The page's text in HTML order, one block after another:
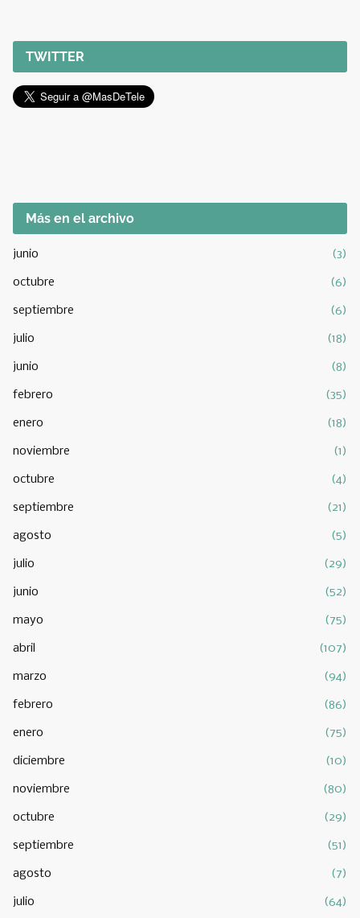
TWITTER
Más en el archivo
junio (3)
octubre (6)
septiembre (6)
julio (18)
junio (8)
febrero (35)
enero (18)
noviembre (1)
octubre (4)
septiembre (21)
agosto (5)
julio (29)
junio (52)
mayo (75)
abril (107)
marzo (94)
febrero (86)
enero (75)
diciembre (10)
noviembre (80)
octubre (29)
septiembre (51)
agosto (7)
julio (64)